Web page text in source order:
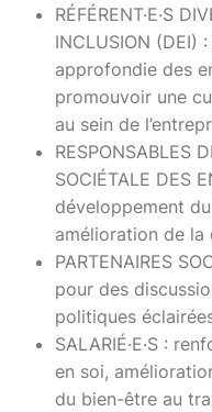
RÉFÉRENT·E·S
INCLUSION (DEI)
approfondie des
promouvoir une
au sein de
RESPONSABLES
SOCIÉTALE DES
développement
amélioration de la
PARTENAIRES
pour des
politiques
SALARIÉ·E·S :
en soi,
du bien-être au